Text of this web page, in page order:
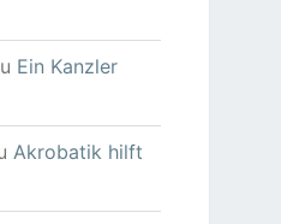
Ein Kanzler
Akrobatik hilft